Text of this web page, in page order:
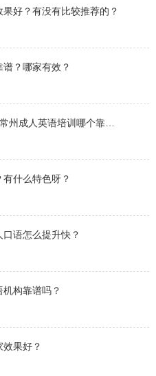
果好？有没有比较推荐的？
？哪家有效？
什么特色呀？
语怎么提升快？
构靠谱吗？
果好？